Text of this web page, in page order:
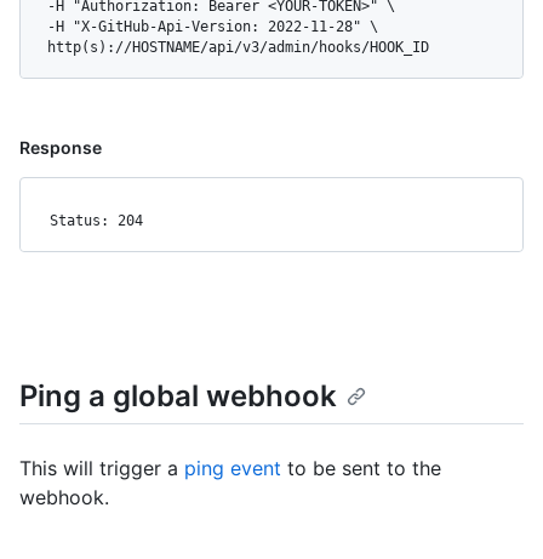
  http(s)://HOSTNAME/api/v3/admin/hooks/HOOK_ID
Response
Status: 204
Ping a global webhook
This will trigger a ping event to be sent to the
webhook.